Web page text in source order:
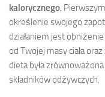
kalorycznego.
określenie swojego
działaniem jest
od Twojej masy ciała
dieta była
składników odżywczych.